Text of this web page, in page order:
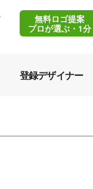
無料ロゴ提案
プロが選ぶ・1分
登録デザイナー